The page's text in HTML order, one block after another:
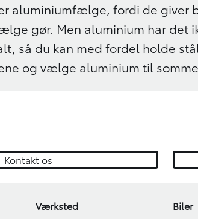
aluminiumfælge, fordi de giver
gør. Men aluminium har det
så du kan med fordel holde
og vælge aluminium til
Kontakt os
Værksted
Biler